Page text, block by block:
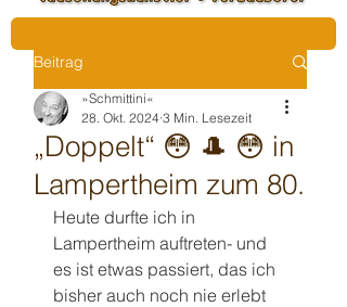
Beitrag
„Doppelt“ 😳 🎩 😳 in
Lampertheim zum 80.
»Schmittini«
28. Okt. 2024 3 Min. Lesezeit
Heute durfte ich in
Lampertheim auftreten- und
es ist etwas passiert, das ich
bisher auch noch nie erlebt